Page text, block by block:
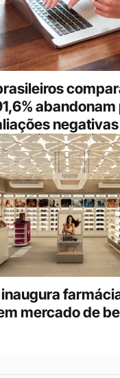
negativas
inaugura
mercado de